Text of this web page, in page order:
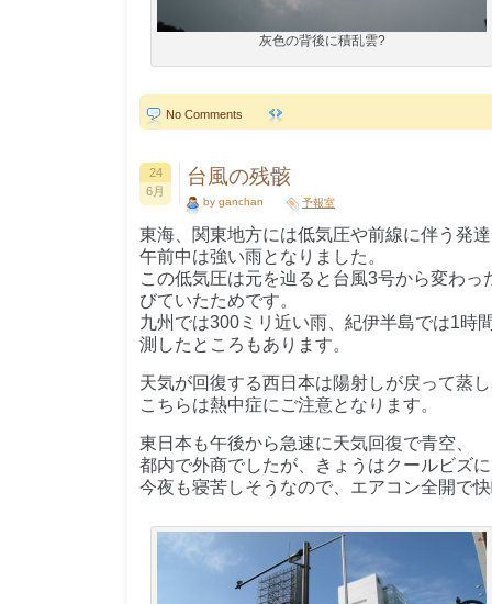
灰色の背後に積乱雲?
No Comments
24
6月
台風の残骸
by ganchan 予報室
東海、関東地方には低気圧や前線に伴う発
午前中は強い雨となりました。
この低気圧は元を辿ると台風3号から変わっ
びていたためです。
九州では300ミリ近い雨、紀伊半島では1時
測したところもあります。
天気が回復する西日本は陽射しが戻って蒸
こちらは熱中症にご注意となります。
東日本も午後から急速に天気回復で青空、
都内で外商でしたが、きょうはクールビズ
今夜も寝苦しそうなので、エアコン全開で